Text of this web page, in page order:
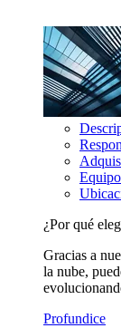
¿Por qué
Gracias a
la nube,
Profundice